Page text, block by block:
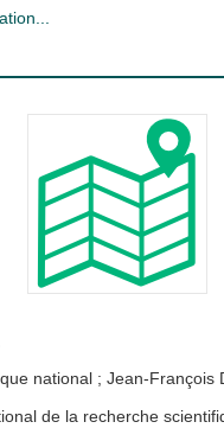
national ; Jean-François
de la recherche